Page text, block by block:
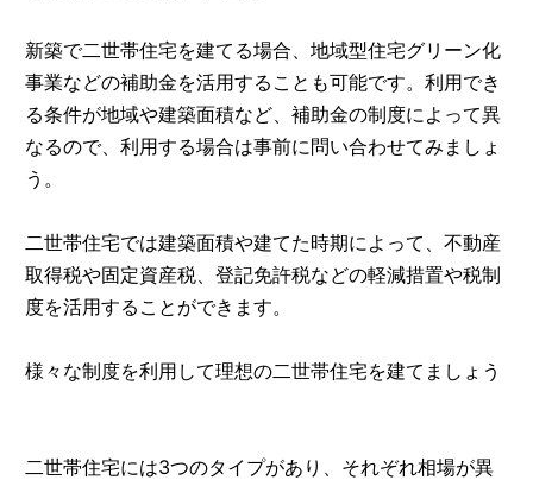
新築で二世帯住宅を建てる場合、地域型住宅グリーン化
事業などの補助金を活用することも可能です。利用でき
る条件が地域や建築面積など、補助金の制度によって異
なるので、利用する場合は事前に問い合わせてみましょ
う。
二世帯住宅では建築面積や建てた時期によって、不動産
取得税や固定資産税、登記免許税などの軽減措置や税制
度を活用することができます。
様々な制度を利用して理想の二世帯住宅を建てましょう
二世帯住宅には3つのタイプがあり、それぞれ相場が異